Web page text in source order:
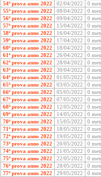
54ª prova anno 2022
02/04/2022
0
55ª prova anno 2022
08/04/2022
0
56ª prova anno 2022
09/04/2022
0
57ª prova anno 2022
15/04/2022
0
58ª prova anno 2022
16/04/2022
0
59ª prova anno 2022
17/04/2022
0
60ª prova anno 2022
18/04/2022
0
61ª prova anno 2022
26/04/2022
0
62ª prova anno 2022
28/04/2022
0
63ª prova anno 2022
30/04/2022
0
64ª prova anno 2022
01/05/2022
0
65ª prova anno 2022
03/05/2022
0
66ª prova anno 2022
05/05/2022
0
67ª prova anno 2022
07/05/2022
0
68ª prova anno 2022
12/05/2022
0
69ª prova anno 2022
14/05/2022
0
70ª prova anno 2022
15/05/2022
0
71ª prova anno 2022
18/05/2022
0
72ª prova anno 2022
19/05/2022
0
73ª prova anno 2022
20/05/2022
0
74ª prova anno 2022
21/05/2022
0
75ª prova anno 2022
22/05/2022
0
76ª prova anno 2022
28/05/2022
0
77ª prova anno 2022
29/05/2022
0